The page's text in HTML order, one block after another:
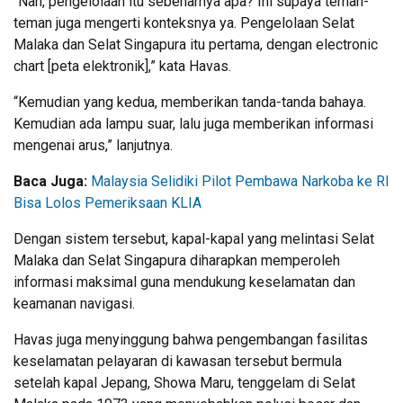
teman juga mengerti konteksnya ya. Pengelolaan Selat
Malaka dan Selat Singapura itu pertama, dengan electronic
chart [peta elektronik],” kata Havas.
“Kemudian yang kedua, memberikan tanda-tanda bahaya.
Kemudian ada lampu suar, lalu juga memberikan informasi
mengenai arus,” lanjutnya.
Baca Juga: Malaysia Selidiki Pilot Pembawa Narkoba ke RI
Bisa Lolos Pemeriksaan KLIA
Dengan sistem tersebut, kapal-kapal yang melintasi Selat
Malaka dan Selat Singapura diharapkan memperoleh
informasi maksimal guna mendukung keselamatan dan
keamanan navigasi.
Havas juga menyinggung bahwa pengembangan fasilitas
keselamatan pelayaran di kawasan tersebut bermula
setelah kapal Jepang, Showa Maru, tenggelam di Selat